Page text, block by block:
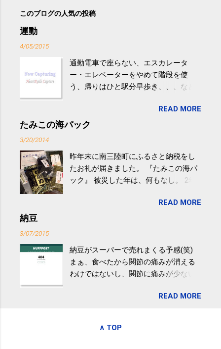
このブログの人気の投稿
運動
4/05/2015
通勤電車で座らない、エスカレータ
ー・エレベーターをやめて階段を使
う、帰りはひと駅分早歩き、、、など
やすい。 スポーツウェア・シューズで
するものだけが運動ではない。 食べ
けると改善する、との結果を筑波大の
研究チームが発表した。改善が期待で
きるのは、過度の飲酒が原因ではない
減らなくても効果があるという。 正田
波大「減量しなくても効果」 - ニュー
ス - アピタル（医療・健康）
READ MORE
たみこの海パック
3/20/2014
昨年末に南三陸町にふるさと納税をし
たお礼が届きました。 『たみこの海パ
ック』 被災した年は、何もなし。 2年
が『たみこの海パック』。 ボランティ
全く考えていなかったので、貰えると
少しづつ復興してる感が伝わってきて
嬉しいです。 あと、ふるさと納税が節
ですが、節税になるほど稼げていない
税務局｜ふるさと納税など個人住民税
READ MORE
納豆
3/07/2015
納豆がスーパーで売れまくる予感(笑)
まぁ、食べたから関節の痛みが消える
わけではないし、関節に痛みが少ない
ど。。 「関節の老化」は、「コンドロ
歳をピークにして、体内で作られる量
READ MORE
∧ TOP